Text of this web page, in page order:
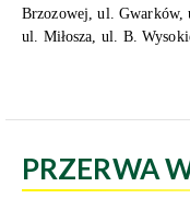
Brzozowej, ul.
ul. Miłosza, ul. B.
PRZERWA